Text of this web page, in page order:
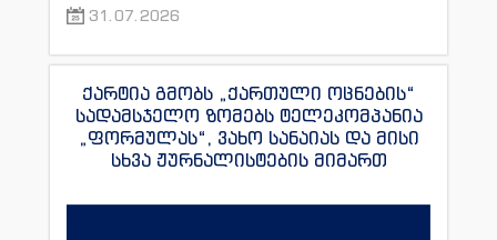
31.07.2026
ქარტია გმობს „ქართული ოცნების“
სადამსჯელო ზომებს ტელეკომპანია
„ფორმულას“, ვახო სანაიას და მისი
სხვა ჟურნალისტების მიმართ